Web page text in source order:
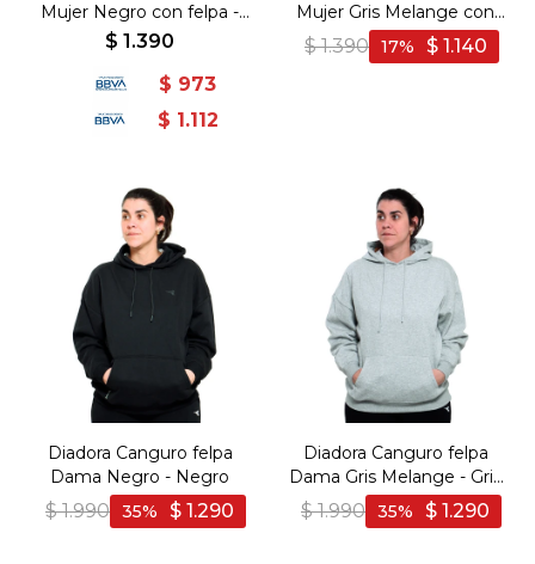
Mujer Negro con felpa -
Negro
$ 1.390
$ 973
$ 1.112
Mujer Gris Melange con
felpa - Gris Melange
$ 1.390 $ 1.140
17
Diadora Canguro felpa
Dama Negro - Negro
$ 1.990 $ 1.290
35
Diadora Canguro felpa
Dama Gris Melange - Gris
Melange
$ 1.990 $ 1.290
35